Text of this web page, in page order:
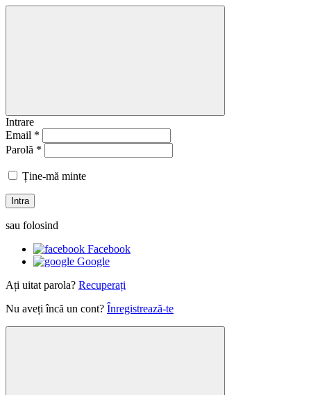
Intrare
Email *
Parolă *
Ține-mă minte
Intra
sau folosind
Facebook
Google
Ați uitat parola? Recuperați
Nu aveți încă un cont? Înregistrează-te